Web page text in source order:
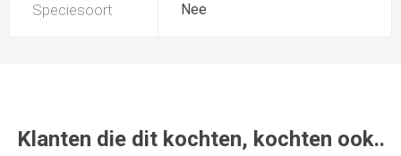
Speciesoort Nee
Klanten die dit kochten, kochten ook..